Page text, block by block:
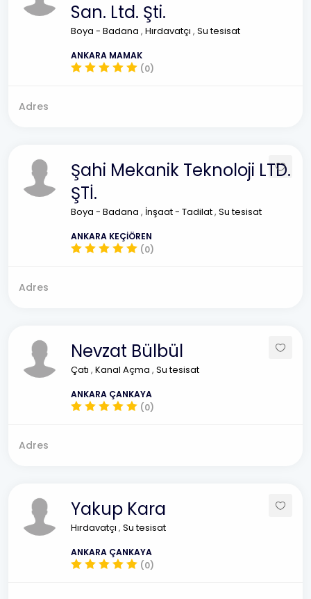
San. Ltd. Şti.
Boya - Badana , Hırdavatçı , Su tesisat
ANKARA MAMAK
(0)
Adres
Şahi Mekanik Teknoloji LTD.
ŞTİ.
Boya - Badana , İnşaat - Tadilat, Su tesisat
ANKARA KEÇİÖREN
(0)
Adres
Nevzat Bülbül
Çatı , Kanal Açma , Su tesisat
ANKARA ÇANKAYA
(0)
Adres
Yakup Kara
Hırdavatçı , Su tesisat
ANKARA ÇANKAYA
(0)